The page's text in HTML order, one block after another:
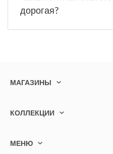
дорогая?
МАГАЗИНЫ
КОЛЛЕКЦИИ
МЕНЮ